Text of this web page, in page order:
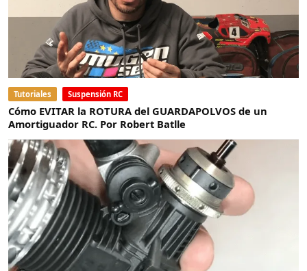
Tutoriales Suspensión RC
Cómo EVITAR la ROTURA del GUARDAPOLVOS de un
Amortiguador RC. Por Robert Batlle